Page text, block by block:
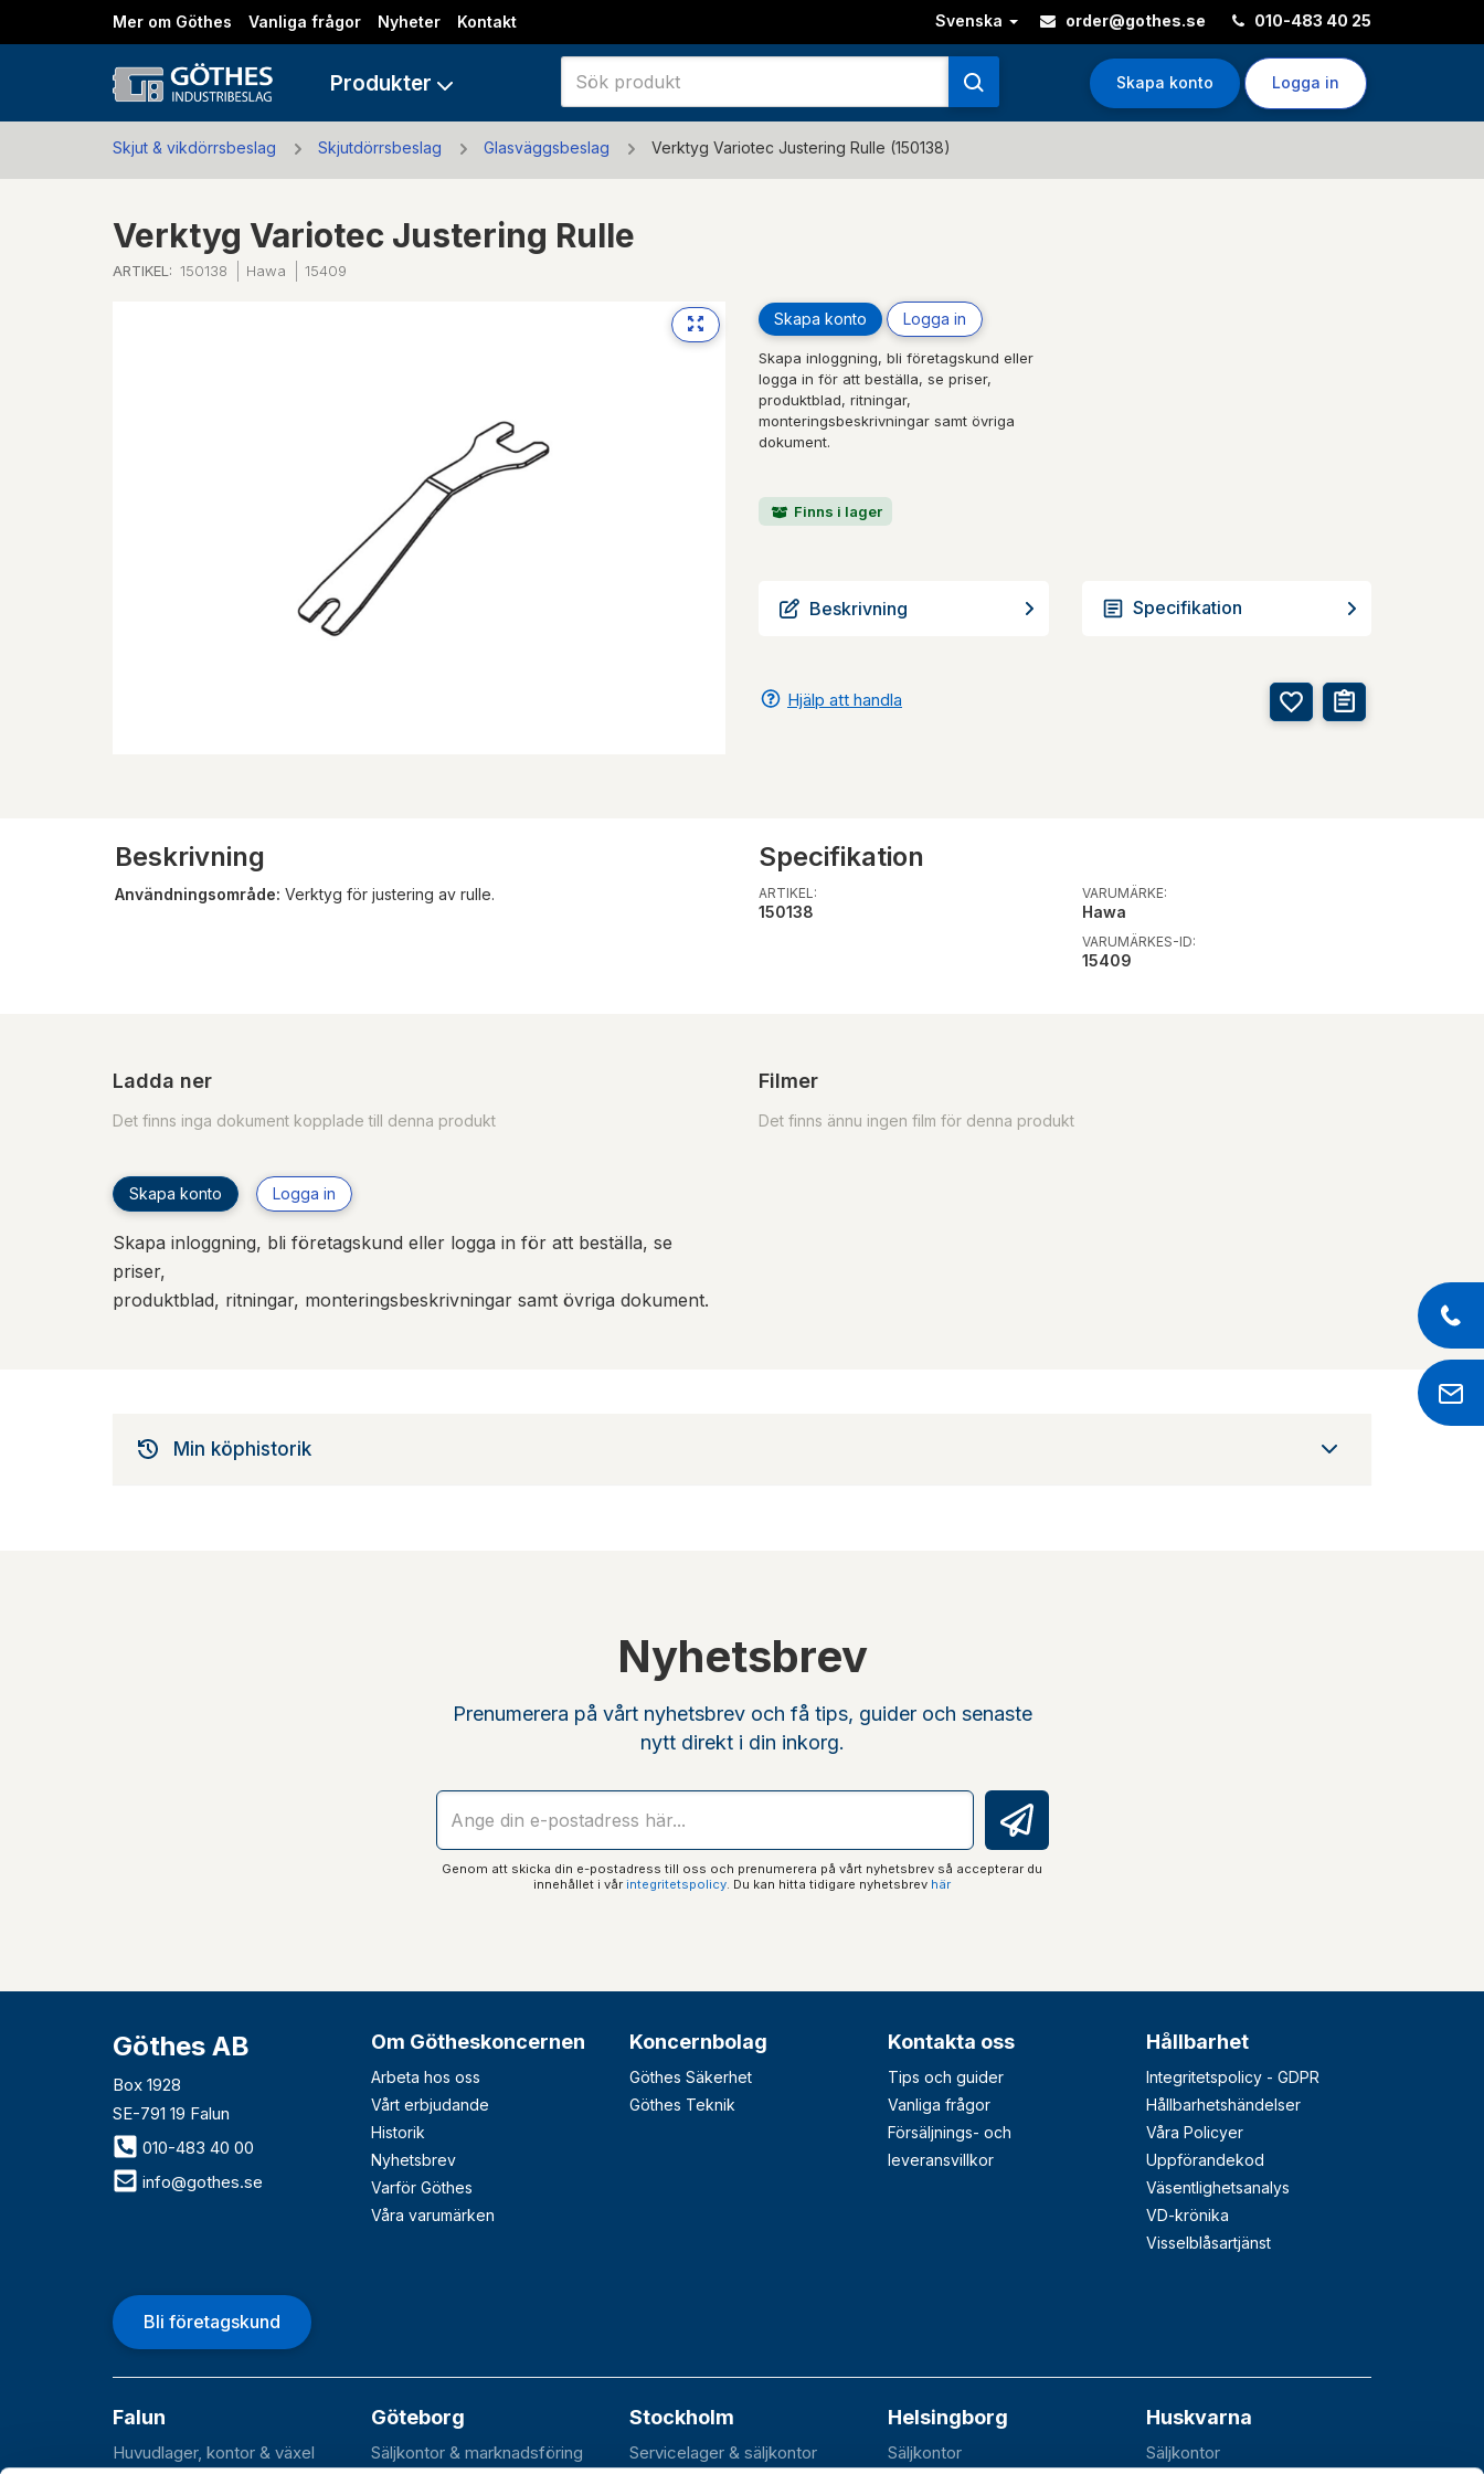
Mer om Göthes Vanliga frågor Nyheter Kontakt Svenska order@gothes.se 010-483 40 25
Skapa konto Logga in
Produkter
Skjut & vikdörrsbeslag Skjutdörrsbeslag Glasväggsbeslag Verktyg Variotec Justering Rulle (150138)
Verktyg Variotec Justering Rulle
ARTIKEL: 150138 Hawa 15409
Skapa konto Logga in
Skapa inloggning, bli företagskund eller
logga in för att beställa, se priser,
produktblad, ritningar,
monteringsbeskrivningar samt övriga
dokument.
Finns i lager
Beskrivning Specifikation
Hjälp att handla
Beskrivning
Användningsområde: Verktyg för justering av rulle.
Specifikation
ARTIKEL:
150138
VARUMÄRKE:
Hawa
VARUMÄRKES-ID:
15409
Ladda ner
Det finns inga dokument kopplade till denna produkt
Skapa konto Logga in
Skapa inloggning, bli företagskund eller logga in för att beställa, se
priser,
produktblad, ritningar, monteringsbeskrivningar samt övriga dokument.
Filmer
Det finns ännu ingen film för denna produkt
Min köphistorik
Nyhetsbrev
Prenumerera på vårt nyhetsbrev och få tips, guider och senaste
nytt direkt i din inkorg.
Genom att skicka din e-postadress till oss och prenumerera på vårt nyhetsbrev så accepterar du
innehållet i vår integritetspolicy . Du kan hitta tidigare nyhetsbrev här
Göthes AB
Box 1928
SE-791 19 Falun
010-483 40 00
info@gothes.se
Om Götheskoncernen
Arbeta hos oss
Vårt erbjudande
Historik
Nyhetsbrev
Varför Göthes
Våra varumärken
Koncernbolag
Göthes Säkerhet
Göthes Teknik
Kontakta oss
Tips och guider
Vanliga frågor
Försäljnings- och
leveransvillkor
Hållbarhet
Integritetspolicy - GDPR
Hållbarhetshändelser
Våra Policyer
Uppförandekod
Väsentlighetsanalys
VD-krönika
Visselblåsartjänst
Bli företagskund
Falun
Huvudlager, kontor & växel
Göteborg
Säljkontor & marknadsföring
Stockholm
Servicelager & säljkontor
Helsingborg
Säljkontor
Huskvarna
Säljkontor